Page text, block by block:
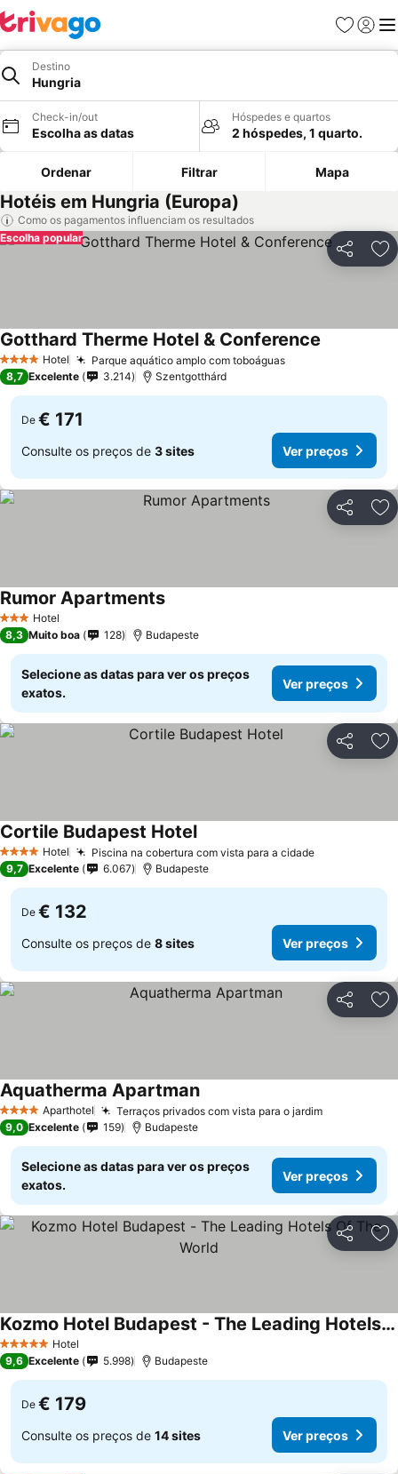
Favoritos
Iniciar
Destino
Hungria
Check-in/out
Escolha as datas
Hóspedes e quartos
2 hóspedes, 1 quarto.
Ordenar Filtrar Mapa
Hotéis em Hungria (Europa)
Como os pagamentos influenciam os resultados
Partilhar
Escolha popular
4 EstrelasHotel Parque aquático amplo com toboáguasVer preços
Gotthard Therme Hotel & Conference
8,7 Excelente 3.214 Szentgotthárd
De € 171
Consulte os preços de 3 sites Ver preços
Partilhar
3 EstrelasHotel
Rumor ApartmentsVer preços
8,3 Muito boa 128 Budapeste
Selecione as datas para ver os preços
exatos.
Ver preços
Partilhar
4 EstrelasHotel Piscina na cobertura com vista para a cidadeVer preços
Cortile Budapest HotelVer preços
9,7 Excelente 6.067 Budapeste
De € 132
Consulte os preços de 8 sites Ver preços
Partilhar
4 EstrelasAparthotel Terraços privados com vista para o jardimVer preços
Aquatherma ApartmanVer preços
9,0 Excelente 159 Budapeste
Selecione as datas para ver os preços
exatos.
Ver preços
Partilhar
5 Estrelas Hotel
Kozmo Hotel Budapest - The Leading Hotels Of The World
Ver preços
9,6 Excelente 5.998 Budapeste
De € 179
Consulte os preços de 14 sites Ver preços